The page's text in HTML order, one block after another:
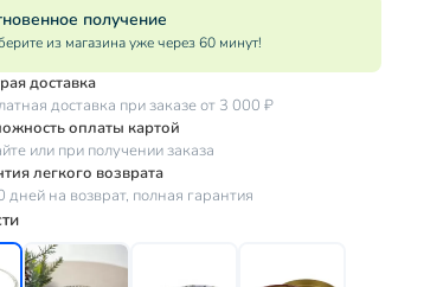
получение
из магазина уже через 60 минут!
доставка
доставка при заказе от 3 000 ₽
оплаты картой
или при получении заказа
легкого возврата
дней на возврат, полная гарантия